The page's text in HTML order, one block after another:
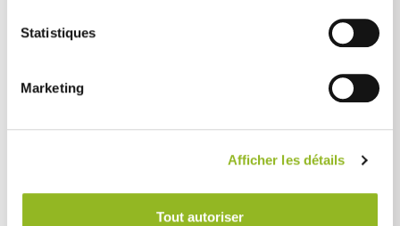
Statistiques
Marketing
Afficher les détails
Tout autoriser